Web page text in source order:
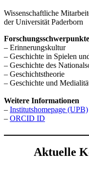
Wissenschaftliche
der Universität Paderborn
Forschungsschwerpunkte
– Erinnerungskultur
– Geschichte in Spielen
– Geschichte des
– Geschichtstheorie
– Geschichte und
Weitere Informationen
– Institutshomepage (UPB)
– ORCID ID
Aktuelle